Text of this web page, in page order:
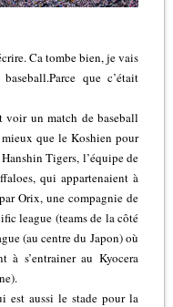
Ca tombe bien, je vais
que c’était
voir un match de baseball
que le Koshien pour
Tigers, l’équipe de
qui appartenaient à
Orix, une compagnie de
league (teams de la côté
(au centre du Japon) où
s’entrainer au Kyocera
est aussi le stade pour la